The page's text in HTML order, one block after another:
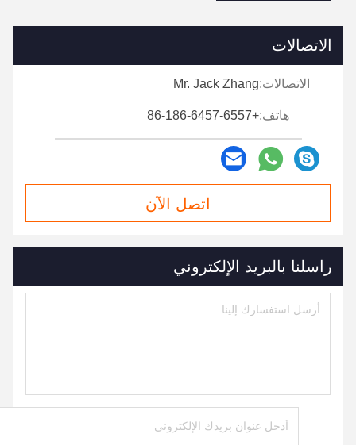
الاتصالات
الاتصالات:Mr. Jack Zhang
هاتف:+86-186-6457-6557
اتصل الآن
راسلنا بالبريد الإلكتروني